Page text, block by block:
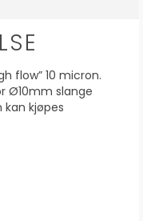
flow” 10 micron.
Ø10mm slange
kjøpes